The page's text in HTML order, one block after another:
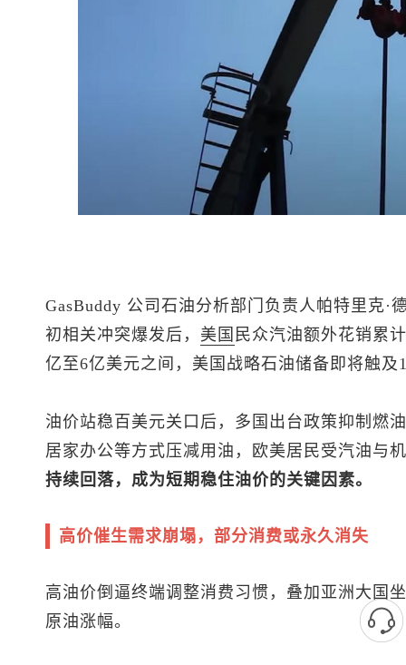
GasBuddy 公司石油分析部门负责人帕特里克·
初相关冲突爆发后， 美国 民众汽油额外花销累
亿至6亿美元之间，美国战略石油储备即将触
油价站稳百美元关口后，多国出台政策抑制燃
居家办公等方式压减用油，欧美居民受汽油与
持续回落，成为短期稳住油价的关键因素。
高价催生需求崩塌，部分消费或永久消失
高油价倒逼终端调整消费习惯，叠加亚洲大国
原油涨幅。